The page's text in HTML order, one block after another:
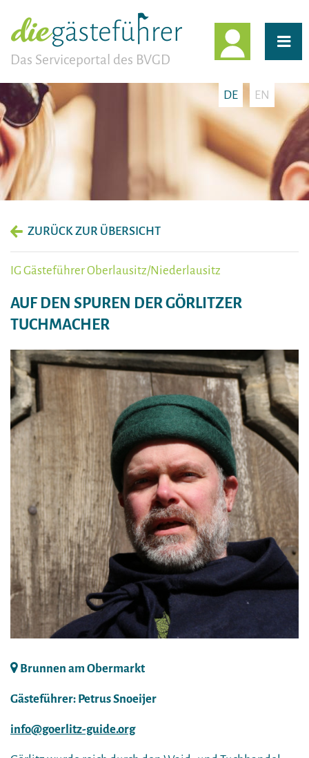
Das Serviceportal des BVGD
DE EN
ZURÜCK ZUR ÜBERSICHT
IG Gästeführer Oberlausitz/Niederlausitz
AUF DEN SPUREN DER GÖRLITZER
TUCHMACHER
Brunnen am Obermarkt
Gästeführer: Petrus Snoeijer
info@goerlitz-guide.org